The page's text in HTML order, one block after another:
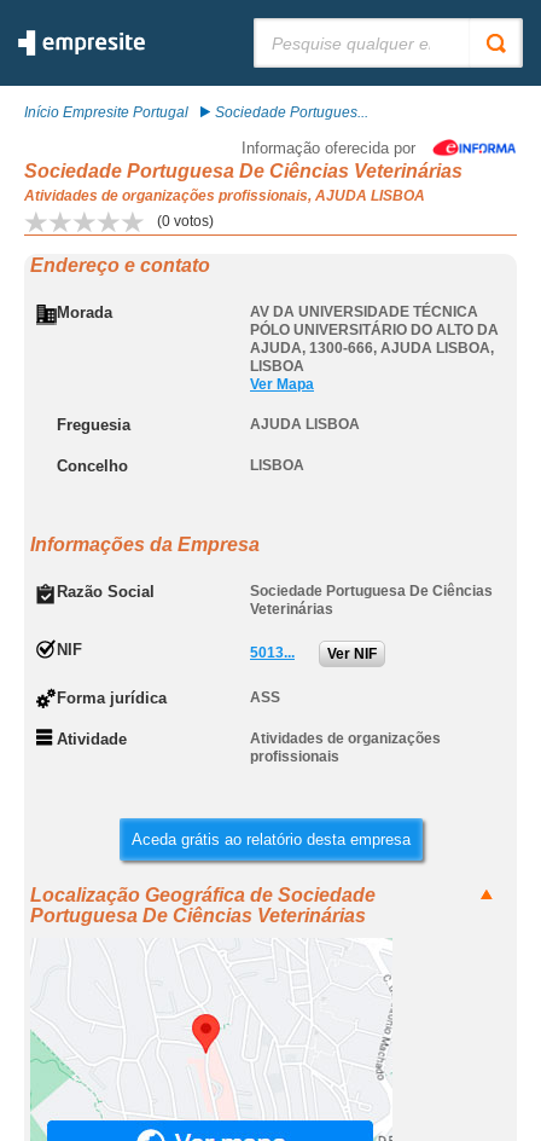
Início Empresite Portugal Sociedade Portugues...
Informação oferecida por
Sociedade Portuguesa De Ciências Veterinárias
Atividades de organizações profissionais, AJUDA LISBOA
(0 votos)
Endereço e contato
Morada
AV DA UNIVERSIDADE TÉCNICA
PÓLO UNIVERSITÁRIO DO ALTO DA
AJUDA, 1300-666, AJUDA LISBOA,
LISBOA
Ver Mapa
Freguesia AJUDA LISBOA
Concelho LISBOA
Informações da Empresa
Razão Social
Sociedade Portuguesa De Ciências
Veterinárias
NIF 5013... Ver NIF
Forma jurídica ASS
Atividade
Atividades de organizações
profissionais
Aceda grátis ao relatório desta empresa
Localização Geográfica de Sociedade
Portuguesa De Ciências Veterinárias